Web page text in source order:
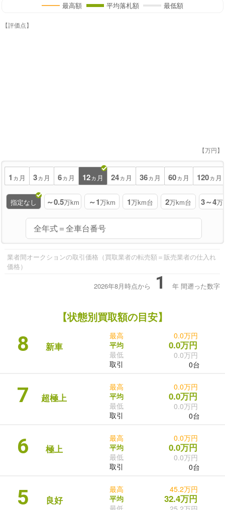
最高額 平均落札額 最低額
【評価点】
【万円】
1 ヵ月 3ヵ月 6ヵ月 12ヵ月 24ヵ月 36ヵ月 60ヵ月 120ヵ月
指定なし ～0.5万km ～1万km 1万km台 2万km台 3～4万
業者間オークションの取引価格（買取業者の転売額＝販売業者の仕入れ
価格）
2026年8月時点から 1 年 間遡った数字
【状態別買取額の目安】
8 新車
最高
平均
最低
取引
0.0万円
0.0万円
0.0万円
0台
7 超極上
最高
平均
最低
取引
0.0万円
0.0万円
0.0万円
0台
6 極上
最高
平均
最低
取引
0.0万円
0.0万円
0.0万円
0台
5 良好
最高
平均
45.2万円
32.4万円